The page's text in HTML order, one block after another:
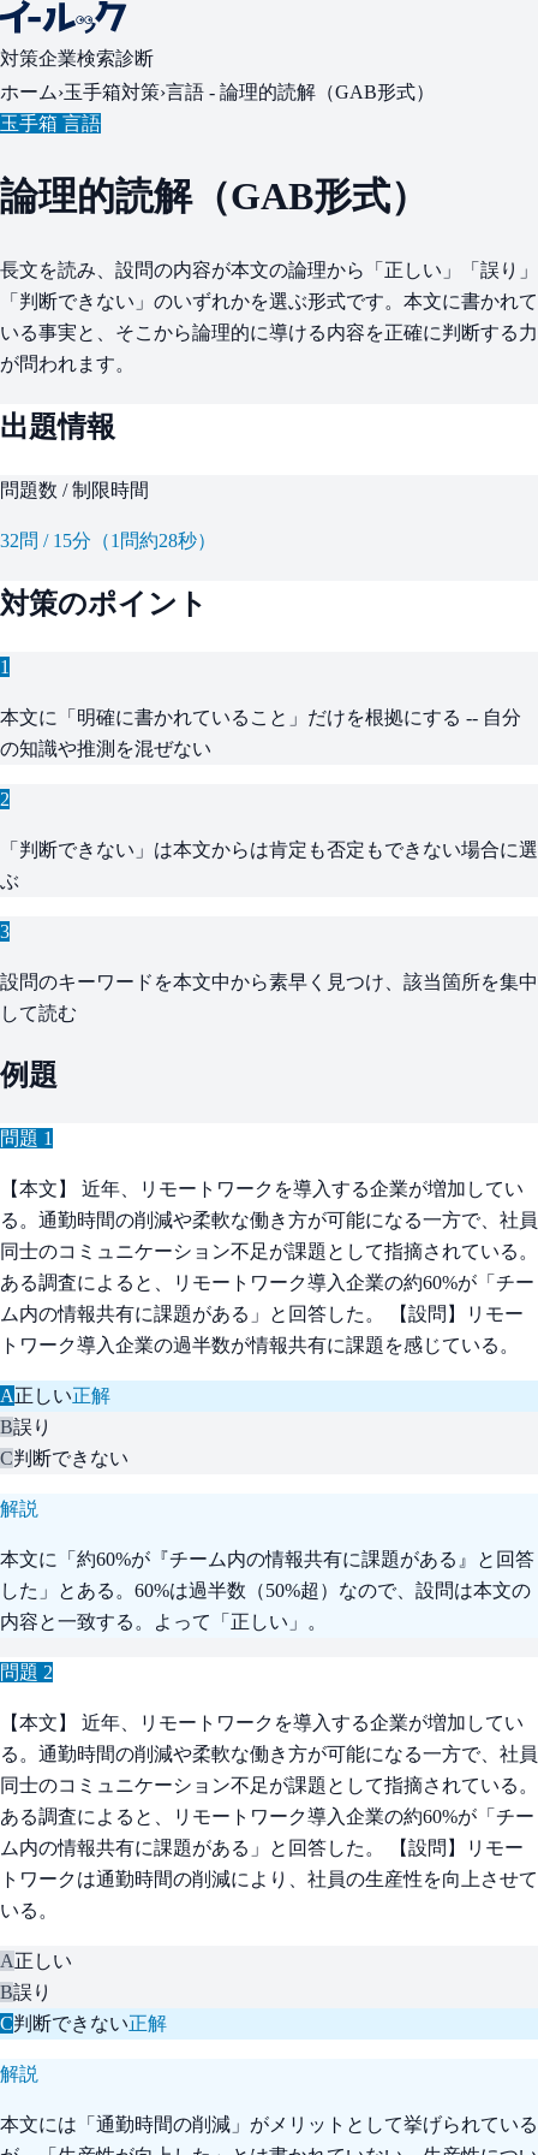
対策企業検索診断
ホーム›玉手箱対策›言語 - 論理的読解（GAB形式）
玉手箱 言語
論理的読解（GAB形式）
長文を読み、設問の内容が本文の論理から「正しい」「誤り」
「判断できない」のいずれかを選ぶ形式です。本文に書かれて
いる事実と、そこから論理的に導ける内容を正確に判断する力
が問われます。
出題情報
問題数 / 制限時間
32問 / 15分（1問約28秒）
対策のポイント
1
本文に「明確に書かれていること」だけを根拠にする -- 自分
の知識や推測を混ぜない
2
「判断できない」は本文からは肯定も否定もできない場合に選
ぶ
3
設問のキーワードを本文中から素早く見つけ、該当箇所を集中
して読む
例題
問題 1
【本文】 近年、リモートワークを導入する企業が増加してい
る。通勤時間の削減や柔軟な働き方が可能になる一方で、社員
同士のコミュニケーション不足が課題として指摘されている。
ある調査によると、リモートワーク導入企業の約60%が「チー
ム内の情報共有に課題がある」と回答した。 【設問】リモー
トワーク導入企業の過半数が情報共有に課題を感じている。
A正しい正解
B誤り
C判断できない
解説
本文に「約60%が『チーム内の情報共有に課題がある』と回答
した」とある。60%は過半数（50%超）なので、設問は本文の
内容と一致する。よって「正しい」。
問題 2
【本文】 近年、リモートワークを導入する企業が増加してい
る。通勤時間の削減や柔軟な働き方が可能になる一方で、社員
同士のコミュニケーション不足が課題として指摘されている。
ある調査によると、リモートワーク導入企業の約60%が「チー
ム内の情報共有に課題がある」と回答した。 【設問】リモー
トワークは通勤時間の削減により、社員の生産性を向上させて
いる。
A正しい
B誤り
C判断できない正解
解説
本文には「通勤時間の削減」がメリットとして挙げられている